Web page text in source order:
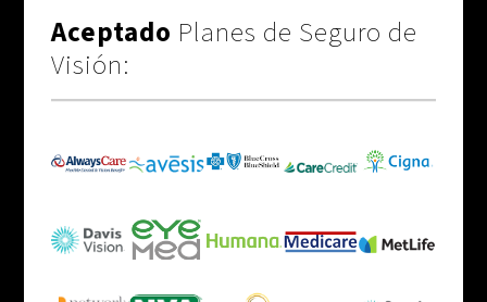
Aceptado Planes de Seguro de
Visión: